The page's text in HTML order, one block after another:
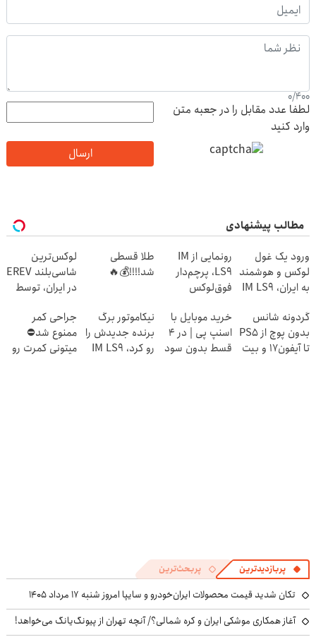
0/400
لطفا عدد مقابل را در جعبه متن
وارد کنید
ارسال
مطالب پیشنهادی
ورود یک غول
لوکس و هوشمند
به ایران، IM LS9
شد
رونمایی از IM
LS9، پرچم‌دار
فوق‌لوکس
ایران شد
طلا قسطی
شد!!!!💰🔥
لوکس‌ترین
شاسی‌بلند EREV
در ایران، توسط
رونمایی شد!
گردونه شانس
بدون پوچ از PS5
تا آیفون17 و بیت
خرید موبایل با
اسنپ پی | در ۴
قسط بدون سود
نیکاموتور برگ
برنده جدیدش را
رو کرد، IM LS9
جراحی کمر
ممنوع شد⛔
میتونی کمرت رو
پربازدیدترین پربحث‌ترین
تکان شدید قیمت محصولات ایران‌خودرو و سایپا امروز شنبه ۱۷ مرداد ۱۴۰۵
آغاز همکاری موشکی ایران و کره شمالی؟/ آنچه تهران از پیونگ‌یانگ می‌خواهد!